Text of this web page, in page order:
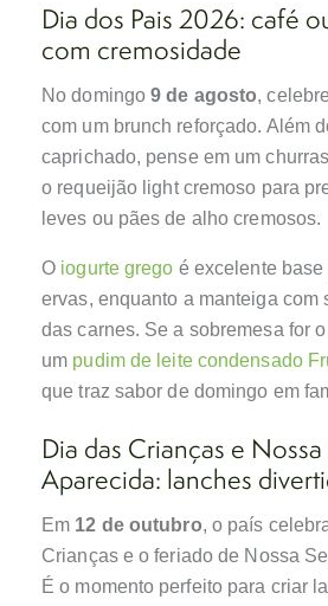
Dia dos Pais 2026: café
com cremosidade
No domingo9 de agosto,
com um brunch reforçado. Além
caprichado, pense em um
o requeijão light cremoso para
leves ou pães de alho cremosos.
O iogurte grego é excelente
ervas, enquanto a manteiga com
das carnes. Se a sobremesa for
um pudim de leite condensado
que traz sabor de domingo em
Dia das Crianças e
Aparecida: lanches
Em 12 de outubro, o país
Crianças e o feriado de Nossa
É o momento perfeito para criar